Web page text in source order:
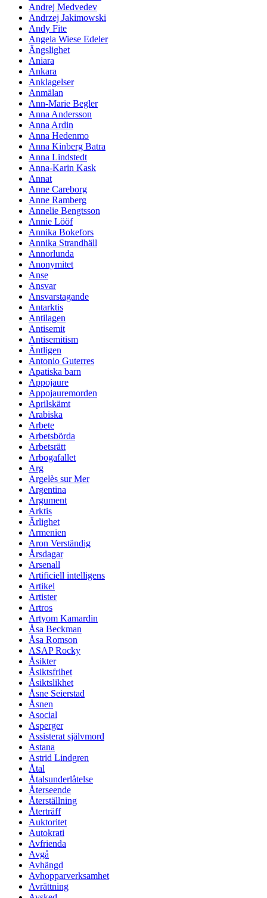
Andrej Medvedev
Andrzej Jakimowski
Andy Fite
Angela Wiese Edeler
Ängslighet
Aniara
Ankara
Anklagelser
Anmälan
Ann-Marie Begler
Anna Andersson
Anna Ardin
Anna Hedenmo
Anna Kinberg Batra
Anna Lindstedt
Anna-Karin Kask
Annat
Anne Careborg
Anne Ramberg
Annelie Bengtsson
Annie Lööf
Annika Bokefors
Annika Strandhäll
Annorlunda
Anonymitet
Anse
Ansvar
Ansvarstagande
Antarktis
Antilagen
Antisemit
Antisemitism
Äntligen
Antonio Guterres
Apatiska barn
Appojaure
Appojauremorden
Aprilskämt
Arabiska
Arbete
Arbetsbörda
Arbetsrätt
Arbogafallet
Arg
Argelès sur Mer
Argentina
Argument
Arktis
Ärlighet
Armenien
Aron Verständig
Årsdagar
Arsenall
Artificiell intelligens
Artikel
Artister
Artros
Artyom Kamardin
Åsa Beckman
Åsa Romson
ASAP Rocky
Åsikter
Åsiktsfrihet
Åsiktslikhet
Åsne Seierstad
Åsnen
Asocial
Asperger
Assisterat självmord
Astana
Astrid Lindgren
Åtal
Åtalsunderlåtelse
Återseende
Återställning
Återträff
Auktoritet
Autokrati
Avfrienda
Avgå
Avhängd
Avhopparverksamhet
Avrättning